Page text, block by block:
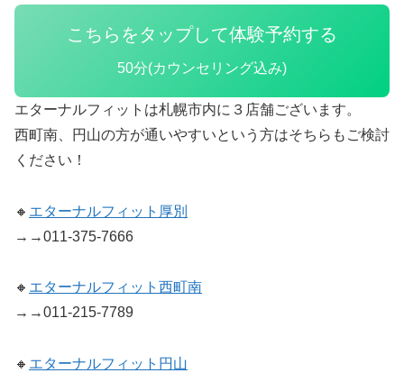
こちらをタップして体験予約する
50分(カウンセリング込み)
エターナルフィットは札幌市内に３店舗ございます。
西町南、円山の方が通いやすいという方はそちらもご検討
ください！
🔸 エターナルフィット厚別
→→011-375-7666
🔸 エターナルフィット西町南
→→011-215-7789
🔸 エターナルフィット円山